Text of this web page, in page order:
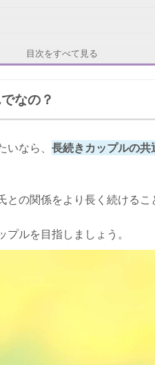
目次をすべて見る
なの？
なら、 長続きカップルの
の関係をより長く続けるこ
ルを目指しましょう。